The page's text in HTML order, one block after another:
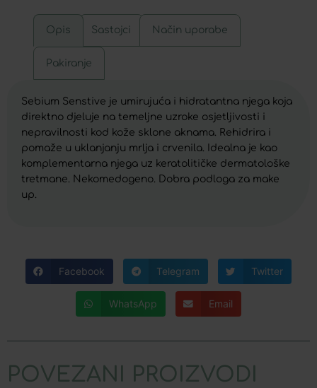
Opis Sastojci Način uporabe
Pakiranje
Sebium Senstive je umirujuća i hidratantna njega koja
direktno djeluje na temeljne uzroke osjetljivosti i
nepravilnosti kod kože sklone aknama. Rehidrira i
pomaže u uklanjanju mrlja i crvenila. Idealna je kao
komplementarna njega uz keratolitičke dermatološke
tretmane. Nekomedogeno. Dobra podloga za make
up.
Facebook Telegram Twitter
WhatsApp Email
POVEZANI PROIZVODI